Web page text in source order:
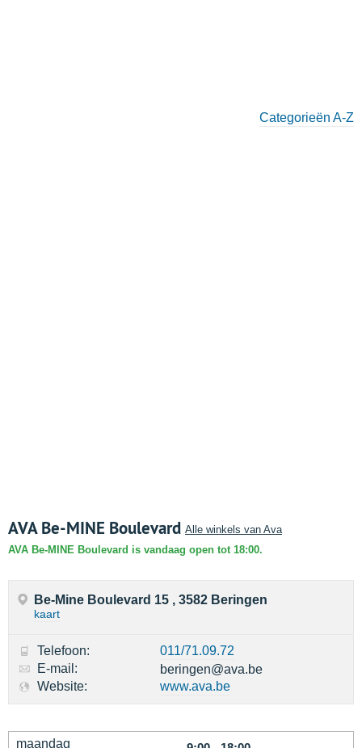
Categorieën A-Z
AVA Be-MINE Boulevard Alle winkels van Ava
AVA Be-MINE Boulevard is vandaag open tot 18:00.
maandag
Be-Mine Boulevard 15 , 3582 Beringen
kaart
Telefoon:
011/71.09.72
E-mail:
beringen@ava.be
Website:
www.ava.be